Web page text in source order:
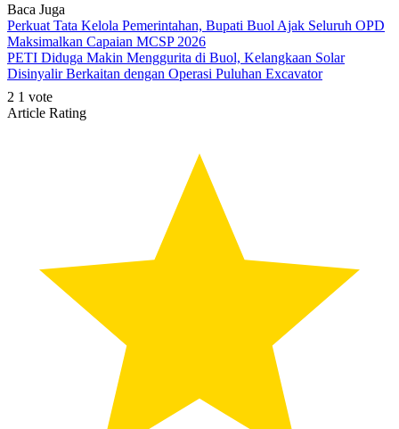
Baca Juga
Perkuat Tata Kelola Pemerintahan, Bupati Buol Ajak Seluruh OPD
Maksimalkan Capaian MCSP 2026
PETI Diduga Makin Menggurita di Buol, Kelangkaan Solar
Disinyalir Berkaitan dengan Operasi Puluhan Excavator
2 1 vote
Article Rating